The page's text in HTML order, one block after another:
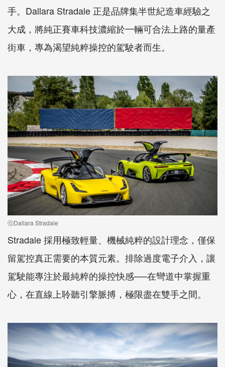
手。Dallara Stradale 正是品牌集半世紀造車經驗之
大成，將純正賽車科技濃縮於一輛可合法上路的量產
街車，專為渴望純粹操控的駕駛者而生。
ⓒDallara Stradale
Stradale 採用極致輕量、機械純粹的設計理念，僅保
留駕控真正需要的本質元素。排除過度電子介入，讓
駕駛能專注於最純粹的操控快感──在彎道中掌握重
心，在直線上聆聽引擎脈搏，極限盡在雙手之間。